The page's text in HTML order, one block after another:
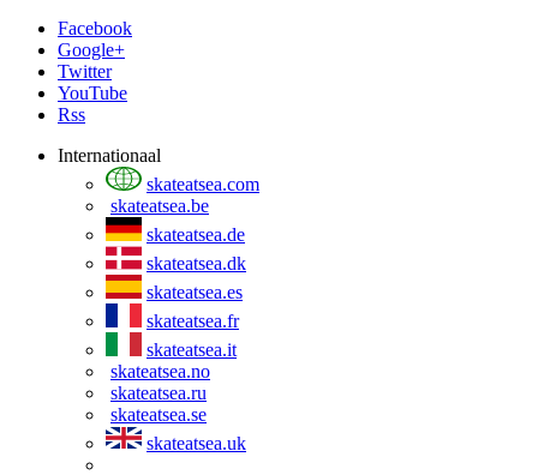
Facebook
Google+
Twitter
YouTube
Rss
Internationaal
skateatsea.com
skateatsea.be
skateatsea.de
skateatsea.dk
skateatsea.es
skateatsea.fr
skateatsea.it
skateatsea.no
skateatsea.ru
skateatsea.se
skateatsea.uk